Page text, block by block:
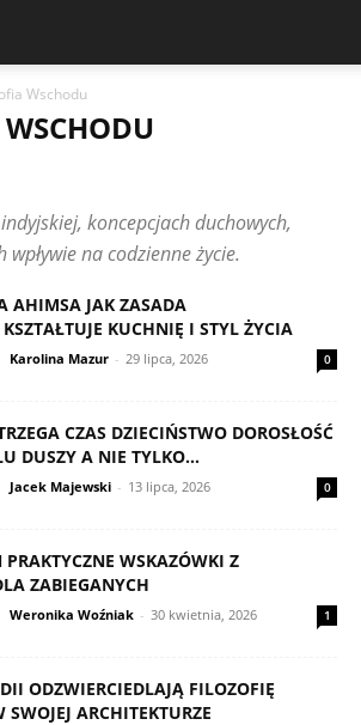
Wschodu
HINDUIZM I WIERZENIA
HOLI I DIWALI
LUDZIE I HISTORIE
MUZYKA I TANIEC
RYTUAŁY I OBRZĘDY
SYMBOLE I ZNACZENIA
koncepcjach duchowych,
wpływie na codzienne życie.
AHIMSA JAK ZASADA
KUCHNIĘ I STYL ŻYCIA
Karolina Mazur - 29 lipca, 2026 0
CZAS DZIECIŃSTWO DOROSŁOŚĆ
DUSZY A NIE TYLKO...
Jacek Majewski - 13 lipca, 2026 0
WSKAZÓWKI Z
ZABIEGANYCH
Weronika Woźniak - 30 kwietnia, 2026 1
ODZWIERCIEDLAJĄ FILOZOFIĘ
ARCHITEKTURZE